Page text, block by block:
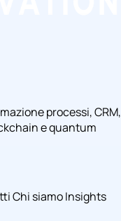
processi, CRM,
e quantum
Chi siamoInsights